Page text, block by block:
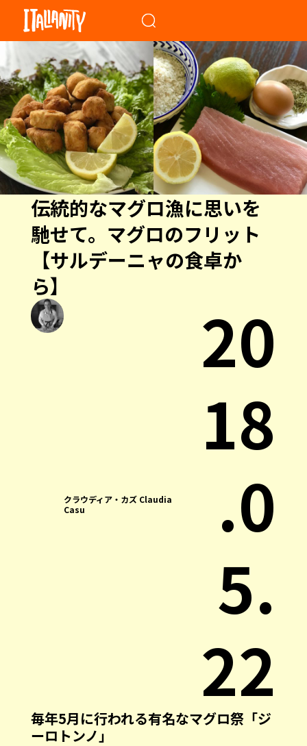
伝統的なマグロ漁に思いを
馳せて。マグロのフリット
【サルデーニャの食卓か
ら】
クラウディア・カズ Claudia
Casu
20
18
.0
5.
22
毎年5月に行われる有名なマグロ祭「ジ
ーロトンノ」